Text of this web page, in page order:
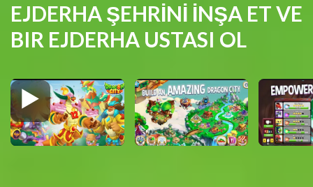
EJDERHA ŞEHRİNİ İNŞA ET VE
BIR EJDERHA USTASI OL